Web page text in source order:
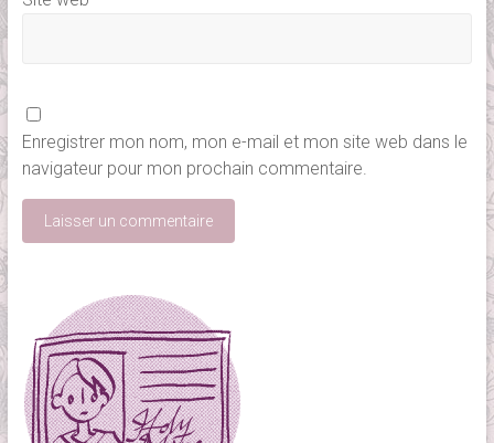
Enregistrer mon nom, mon e-mail et mon site web dans le
navigateur pour mon prochain commentaire.